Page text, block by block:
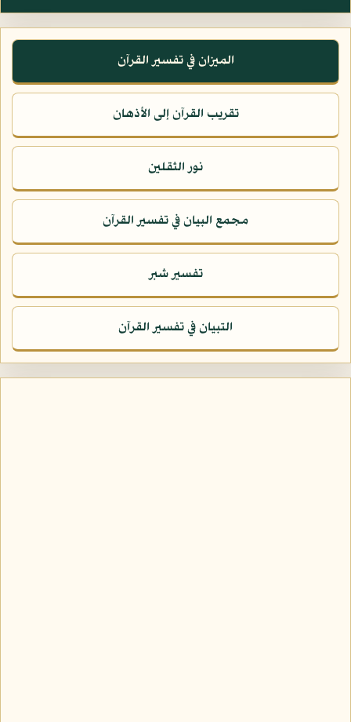
الميزان في تفسير القرآن
تقريب القرآن إلى الأذهان
نور الثقلين
مجمع البيان في تفسير القرآن
تفسير شبر
التبيان في تفسير القرآن